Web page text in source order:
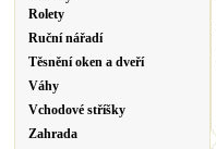
Rolety
Ruční nářadí
Těsnění oken a dveří
Váhy
Vchodové stříšky
Zahrada